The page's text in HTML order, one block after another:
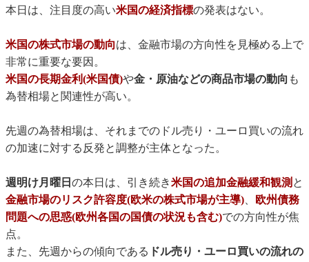
本日は、注目度の高い米国の経済指標の発表はない。
米国の株式市場の動向は、金融市場の方向性を見極める上で
非常に重要な要因。
米国の長期金利(米国債)や金・原油などの商品市場の動向 も
為替相場と関連性が高い。
先週の為替相場は、それまでのドル売り・ユーロ買いの流れ
の加速に対する反発と調整が主体となった。
週明け月曜日 の本日は、引き続き米国の追加金融緩和観測 と
金融市場のリスク許容度(欧米の株式市場が主導)、
欧州債務
問題への思惑(欧州各国の国債の状況も含む)での方向性が焦
点。
また、先週からの傾向である ドル売り・ユーロ買いの流れの